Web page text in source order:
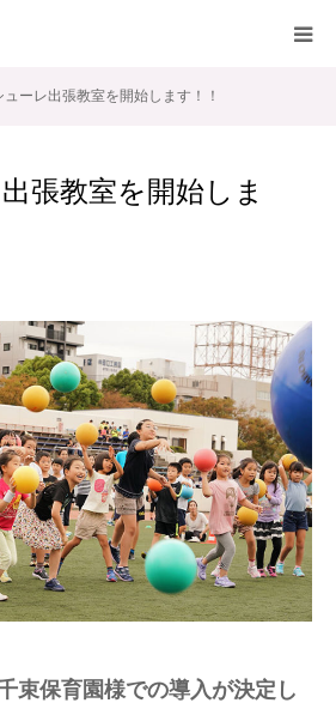
ューレ出張教室を開始します！！
張教室を開始しま
束保育園様での導入が決定し